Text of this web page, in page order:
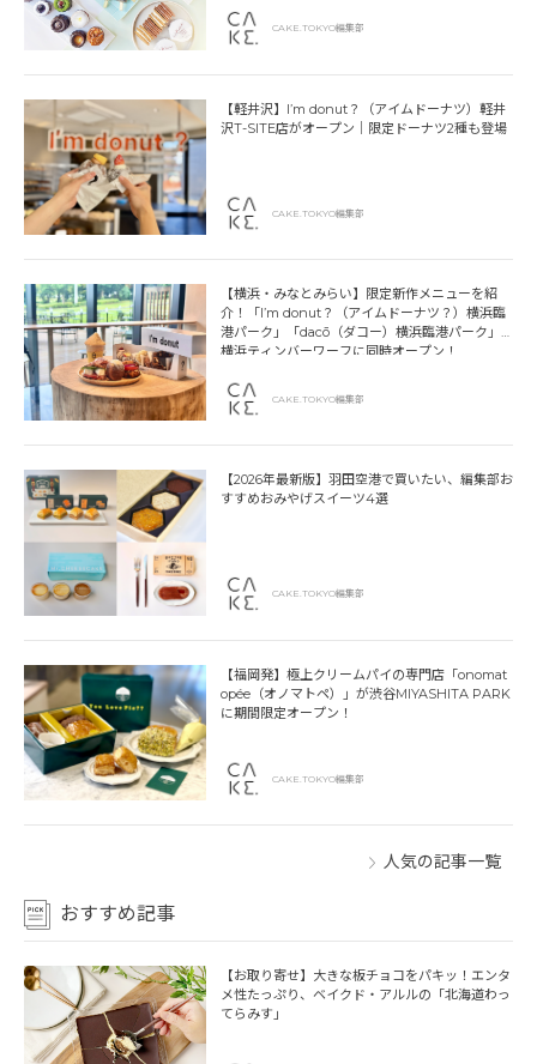
CAKE.TOKYO編集部
【軽井沢】I’m donut？（アイムドーナツ）軽井
沢T-SITE店がオープン｜限定ドーナツ2種も登場
CAKE.TOKYO編集部
【横浜・みなとみらい】限定新作メニューを紹
介！「I’m donut？（アイムドーナツ？）横浜臨
港パーク」「dacō（ダコー）横浜臨港パーク」
横浜ティンバーワーフに同時オープン！
CAKE.TOKYO編集部
【2026年最新版】羽田空港で買いたい、編集部お
すすめおみやげスイーツ4選
CAKE.TOKYO編集部
【福岡発】極上クリームパイの専門店「onomat
opée（オノマトペ）」が渋谷MIYASHITA PARK
に期間限定オープン！
CAKE.TOKYO編集部
人気の記事一覧
おすすめ記事
【お取り寄せ】大きな板チョコをパキッ！エンタ
メ性たっぷり、ベイクド・アルルの「北海道わっ
てらみす」